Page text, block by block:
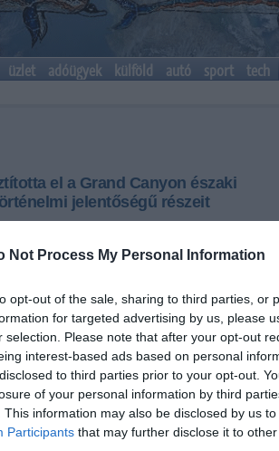
Not Process My Personal Information
opt-out of the sale, sharing to third parties, or
for targeted advertising by us, please
selection. Please note that after your opt-out
interest-based ads based on personal
to third parties prior to your opt-out.
of your personal information by third
This information may also be disclosed by us
Participants that may further disclose it to other
üzlet adóügyek külföld autó sport tech
el a Grand Canyon északi
jelentőségű részeit
el a Grand Canyon északi peremének
és a környező tucatnyi épületet -
Lodge elnevezésű épületegyüttest a hétvégén
4-én keletkezett erdőtűz, amelyet a tűzoltók
megfékezni.